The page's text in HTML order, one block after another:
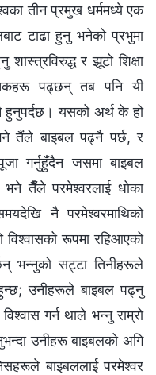
तीन प्रमुख धर्ममध्ये एक
टाढा हुनु भनेको प्रभुमा
शास्त्रविरुद्ध र झूटो शिक्षा
पढ्छन् तब पनि यी
यसको अर्थ के हो
तैंले बाइबल पढ्नै पर्छ, र
गर्नुहुँदैन जसमा बाइबल
तैँले परमेश्‍वरलाई धोका
नै परमेश्‍वरमाथिको
विश्‍वासको रूपमा रहिआएको
भन्नुको सट्टा तिनीहरूले
हुन्छ; उनीहरूले बाइबल पढ्नु
गर्न थाले भन्नु राम्रो
उनीहरू बाइबलको अगि
बाइबललाई परमेश्‍वर